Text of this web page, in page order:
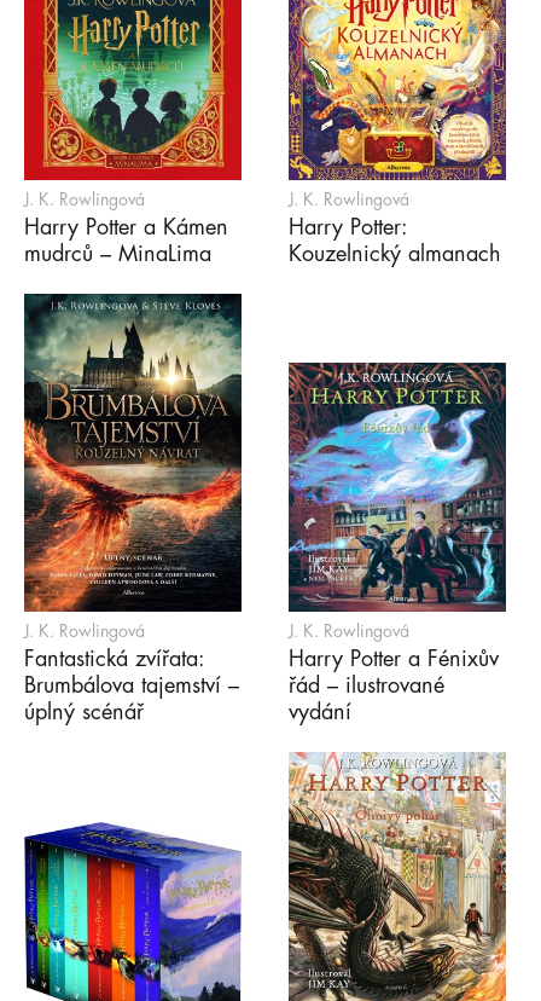
J. K. Rowlingová
Harry Potter a Kámen
mudrců – MinaLima
J. K. Rowlingová
Harry Potter:
Kouzelnický almanach
J. K. Rowlingová
Fantastická zvířata:
Brumbálova tajemství –
úplný scénář
J. K. Rowlingová
Harry Potter a Fénixův
řád – ilustrované
vydání